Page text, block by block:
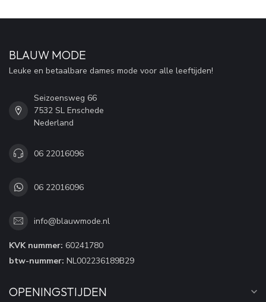
BLAUW MODE
Leuke en betaalbare dames mode voor alle leeftijden!
Seizoensweg 66
7532 SL Enschede
Nederland
06 22016096
06 22016096
info@blauwmode.nl
KVK nummer: 60241780
btw-nummer: NL002236189B29
OPENINGSTIJDEN